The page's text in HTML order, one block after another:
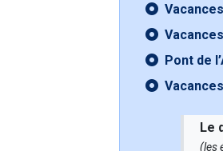
Pont de
Le
(les